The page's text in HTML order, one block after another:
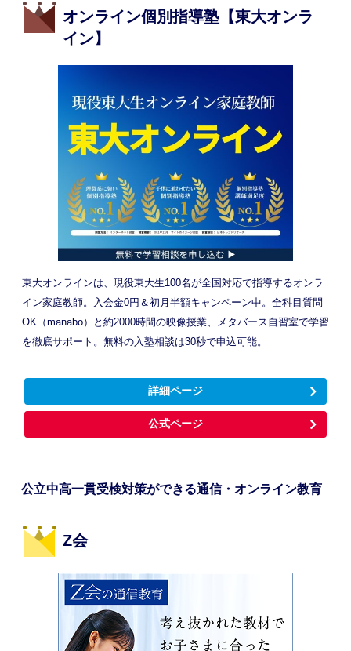
オンライン個別指導塾【東大オンラ
イン】
東大オンラインは、現役東大生100名が全国対応で指導するオンラ
イン家庭教師。入会金0円＆初月半額キャンペーン中。全科目質問
OK（manabo）と約2000時間の映像授業、メタバース自習室で学習
を徹底サポート。無料の入塾相談は30秒で申込可能。
詳細ページ
公式ページ
公立中高一貫受検対策ができる通信・オンライン教育
Z会